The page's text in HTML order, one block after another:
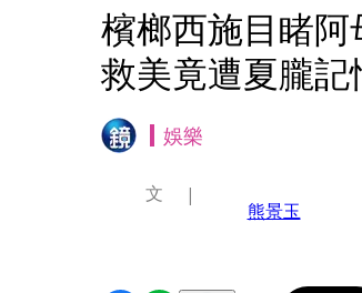
檳榔西施目睹
救美竟遭夏朧記
娛樂
文
熊景玉